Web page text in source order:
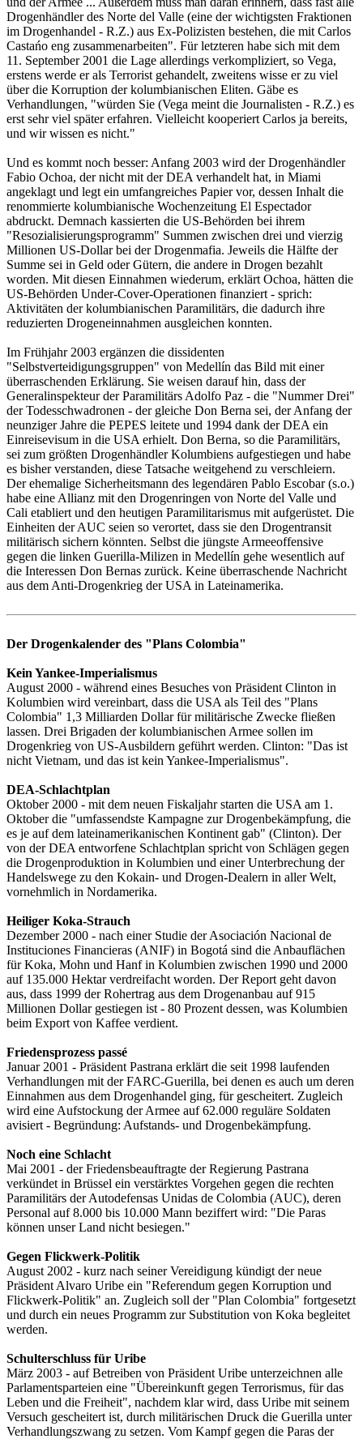
Drogenhändler des Norte del Valle (eine der wichtigsten Fraktionen
im Drogenhandel - R.Z.) aus Ex-Polizisten bestehen, die mit Carlos
Castańo eng zusammenarbeiten". Für letzteren habe sich mit dem
11. September 2001 die Lage allerdings verkompliziert, so Vega,
erstens werde er als Terrorist gehandelt, zweitens wisse er zu viel
über die Korruption der kolumbianischen Eliten. Gäbe es
Verhandlungen, "würden Sie (Vega meint die Journalisten - R.Z.) es
erst sehr viel später erfahren. Vielleicht kooperiert Carlos ja bereits,
und wir wissen es nicht."
Und es kommt noch besser: Anfang 2003 wird der Drogenhändler
Fabio Ochoa, der nicht mit der DEA verhandelt hat, in Miami
angeklagt und legt ein umfangreiches Papier vor, dessen Inhalt die
renommierte kolumbianische Wochenzeitung El Espectador
abdruckt. Demnach kassierten die US-Behörden bei ihrem
"Resozialisierungsprogramm" Summen zwischen drei und vierzig
Millionen US-Dollar bei der Drogenmafia. Jeweils die Hälfte der
Summe sei in Geld oder Gütern, die andere in Drogen bezahlt
worden. Mit diesen Einnahmen wiederum, erklärt Ochoa, hätten die
US-Behörden Under-Cover-Operationen finanziert - sprich:
Aktivitäten der kolumbianischen Paramilitärs, die dadurch ihre
reduzierten Drogeneinnahmen ausgleichen konnten.
Im Frühjahr 2003 ergänzen die dissidenten
"Selbstverteidigungsgruppen" von Medellín das Bild mit einer
überraschenden Erklärung. Sie weisen darauf hin, dass der
Generalinspekteur der Paramilitärs Adolfo Paz - die "Nummer Drei"
der Todesschwadronen - der gleiche Don Berna sei, der Anfang der
neunziger Jahre die PEPES leitete und 1994 dank der DEA ein
Einreisevisum in die USA erhielt. Don Berna, so die Paramilitärs,
sei zum größten Drogenhändler Kolumbiens aufgestiegen und habe
es bisher verstanden, diese Tatsache weitgehend zu verschleiern.
Der ehemalige Sicherheitsmann des legendären Pablo Escobar (s.o.)
habe eine Allianz mit den Drogenringen von Norte del Valle und
Cali etabliert und den heutigen Paramilitarismus mit aufgerüstet. Die
Einheiten der AUC seien so verortet, dass sie den Drogentransit
militärisch sichern könnten. Selbst die jüngste Armeeoffensive
gegen die linken Guerilla-Milizen in Medellín gehe wesentlich auf
die Interessen Don Bernas zurück. Keine überraschende Nachricht
aus dem Anti-Drogenkrieg der USA in Lateinamerika.
Der Drogenkalender des "Plans Colombia"
Kein Yankee-Imperialismus
August 2000 - während eines Besuches von Präsident Clinton in
Kolumbien wird vereinbart, dass die USA als Teil des "Plans
Colombia" 1,3 Milliarden Dollar für militärische Zwecke fließen
lassen. Drei Brigaden der kolumbianischen Armee sollen im
Drogenkrieg von US-Ausbildern geführt werden. Clinton: "Das ist
nicht Vietnam, und das ist kein Yankee-Imperialismus".
DEA-Schlachtplan
Oktober 2000 - mit dem neuen Fiskaljahr starten die USA am 1.
Oktober die "umfassendste Kampagne zur Drogenbekämpfung, die
es je auf dem lateinamerikanischen Kontinent gab" (Clinton). Der
von der DEA entworfene Schlachtplan spricht von Schlägen gegen
die Drogenproduktion in Kolumbien und einer Unterbrechung der
Handelswege zu den Kokain- und Drogen-Dealern in aller Welt,
vornehmlich in Nordamerika.
Heiliger Koka-Strauch
Dezember 2000 - nach einer Studie der Asociación Nacional de
Instituciones Financieras (ANIF) in Bogotá sind die Anbauflächen
für Koka, Mohn und Hanf in Kolumbien zwischen 1990 und 2000
auf 135.000 Hektar verdreifacht worden. Der Report geht davon
aus, dass 1999 der Rohertrag aus dem Drogenanbau auf 915
Millionen Dollar gestiegen ist - 80 Prozent dessen, was Kolumbien
beim Export von Kaffee verdient.
Friedensprozess passé
Januar 2001 - Präsident Pastrana erklärt die seit 1998 laufenden
Verhandlungen mit der FARC-Guerilla, bei denen es auch um deren
Einnahmen aus dem Drogenhandel ging, für gescheitert. Zugleich
wird eine Aufstockung der Armee auf 62.000 reguläre Soldaten
avisiert - Begründung: Aufstands- und Drogenbekämpfung.
Noch eine Schlacht
Mai 2001 - der Friedensbeauftragte der Regierung Pastrana
verkündet in Brüssel ein verstärktes Vorgehen gegen die rechten
Paramilitärs der Autodefensas Unidas de Colombia (AUC), deren
Personal auf 8.000 bis 10.000 Mann beziffert wird: "Die Paras
können unser Land nicht besiegen."
Gegen Flickwerk-Politik
August 2002 - kurz nach seiner Vereidigung kündigt der neue
Präsident Alvaro Uribe ein "Referendum gegen Korruption und
Flickwerk-Politik" an. Zugleich soll der "Plan Colombia" fortgesetzt
und durch ein neues Programm zur Substitution von Koka begleitet
werden.
Schulterschluss für Uribe
März 2003 - auf Betreiben von Präsident Uribe unterzeichnen alle
Parlamentsparteien eine "Übereinkunft gegen Terrorismus, für das
Leben und die Freiheit", nachdem klar wird, dass Uribe mit seinem
Versuch gescheitert ist, durch militärischen Druck die Guerilla unter
Verhandlungszwang zu setzen. Vom Kampf gegen die Paras der